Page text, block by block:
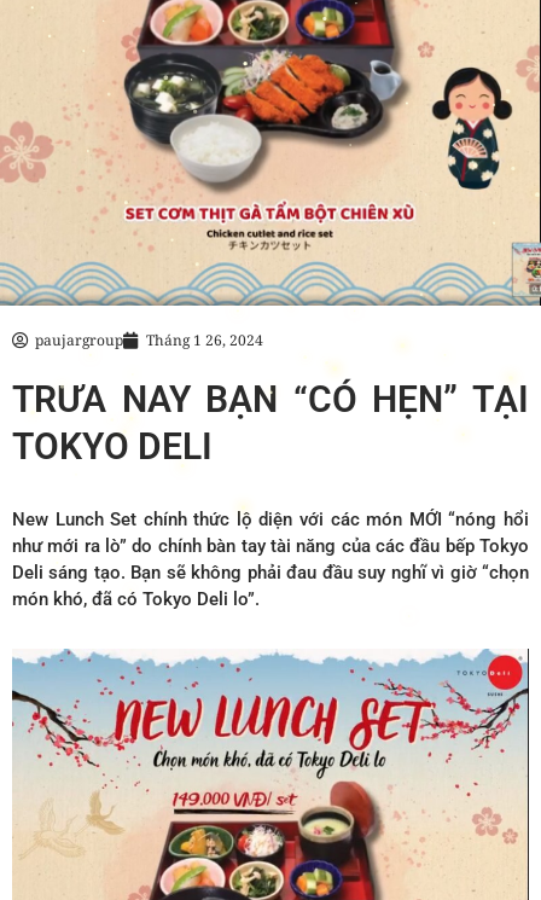
paujargroup Tháng 1 26, 2024
TRƯA NAY BẠN “CÓ HẸN” TẠI
TOKYO DELI
New Lunch Set chính thức lộ diện với các món MỚI “nóng hổi
như mới ra lò” do chính bàn tay tài năng của các đầu bếp Tokyo
Deli sáng tạo. Bạn sẽ không phải đau đầu suy nghĩ vì giờ “chọn
món khó, đã có Tokyo Deli lo”.